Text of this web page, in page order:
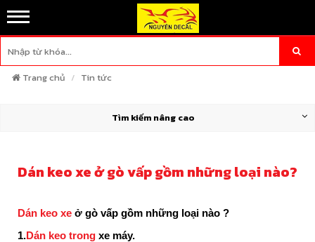
Trang chủ Tin tức
Tìm kiếm nâng cao
Dán keo xe ở gò vấp gồm những loại nào?
Dán keo xe ở gò vấp gồm những loại nào ?
1.Dán keo trong xe máy.